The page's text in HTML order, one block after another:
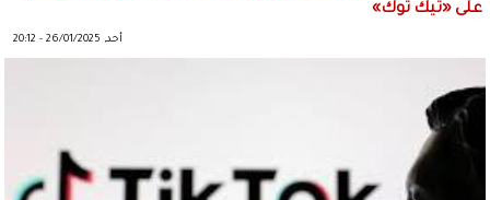
على «تيك توك»
أحد, 26/01/2025 - 20:12